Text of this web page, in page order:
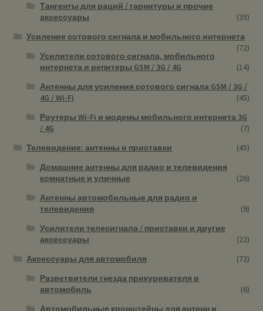
Тангенты для раций / гарнитуры и прочие
аксессуары
(35)
Усиление сотового сигнала и мобильного интернета
(72)
Усилители сотового сигнала, мобильного
интернета и репитеры GSM / 3G / 4G
(14)
Антенны для усиления сотового сигнала GSM / 3G /
4G / Wi-Fi
(45)
Роутеры Wi-Fi и модемы мобильного интернета 3G
/ 4G
(7)
Телевидение: антенны и приставки
(45)
Домашние антенны для радио и телевидения
комнатные и уличные
(26)
Антенны автомобильные для радио и
телевидения
(9)
Усилители телесигнала / приставки и другие
аксессуары
(22)
Аксессуары для автомобиля
(72)
Разветвители гнезда прикуривателя в
автомобиль
(6)